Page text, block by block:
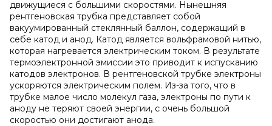
движущиеся с большими скоростями. Нынешняя
рентгеновская трубка представляет собой
вакуумированный стеклянный баллон, содержащий в
себе катод и анод. Катод является вольфрамовой нитью,
которая нагревается электрическим током. В результате
термоэлектронной эмиссии это приводит к испусканию
катодов электронов. В рентгеновской трубке электроны
ускоряются электрическим полем. Из-за того, что в
трубке малое число молекул газа, электроны по пути к
аноду не теряют своей энергии, с очень большой
скоростью они достигают анода.